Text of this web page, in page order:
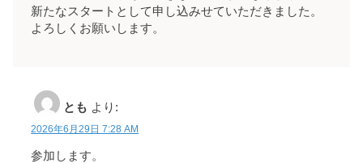
新たなスタートとして申し込みせていただきました。
よろしくお願いします。
とも より:
2026年6月29日 7:28 AM
参加します。